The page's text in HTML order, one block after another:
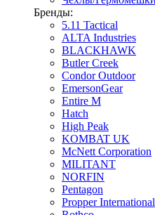
Бренды:
5.11 Tactical
ALTA Industries
BLACKHAWK
Butler Creek
Condor Outdoor
EmersonGear
Entire M
Hatch
High Peak
KOMBAT UK
McNett Corporation
MILITANT
NORFIN
Pentagon
Propper International